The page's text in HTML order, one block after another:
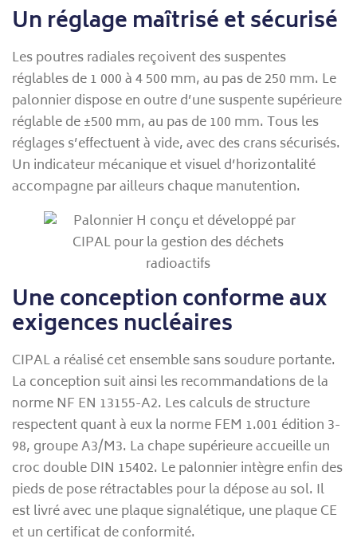
Un réglage maîtrisé et sécurisé
Les poutres radiales reçoivent des suspentes
réglables de 1 000 à 4 500 mm, au pas de 250 mm. Le
palonnier dispose en outre d’une suspente supérieure
réglable de ±500 mm, au pas de 100 mm. Tous les
réglages s’effectuent à vide, avec des crans sécurisés.
Un indicateur mécanique et visuel d’horizontalité
accompagne par ailleurs chaque manutention.
Une conception conforme aux
exigences nucléaires
CIPAL a réalisé cet ensemble sans soudure portante.
La conception suit ainsi les recommandations de la
norme NF EN 13155-A2. Les calculs de structure
respectent quant à eux la norme FEM 1.001 édition 3-
98, groupe A3/M3. La chape supérieure accueille un
croc double DIN 15402. Le palonnier intègre enfin des
pieds de pose rétractables pour la dépose au sol. Il
est livré avec une plaque signalétique, une plaque CE
et un certificat de conformité.